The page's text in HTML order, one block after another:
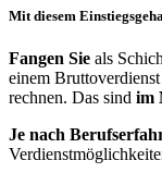
Mit diesem
Fangen Sie als
einem
rechnen. Das sind im
Je nach